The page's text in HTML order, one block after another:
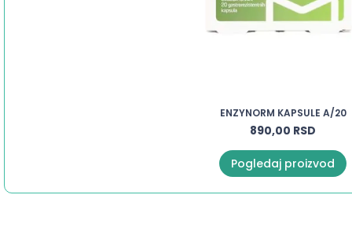
ENZYNORM KAPSULE A/20
890,00 RSD
Pogledaj proizvod